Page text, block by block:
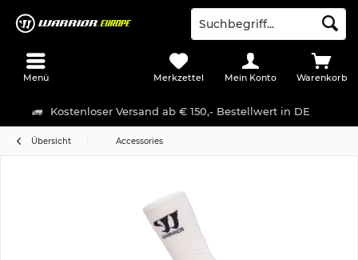
Kostenloser Versand ab € 150,- Bestellwert in DE
Menü Warenkorb
Merkzettel Mein Konto
Übersicht Accessories